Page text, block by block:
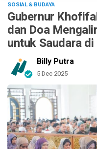
SOSIAL & BUDAYA
Gubernur
dan Doa
untuk Saudara
Billy Putra
5 Dec 2025